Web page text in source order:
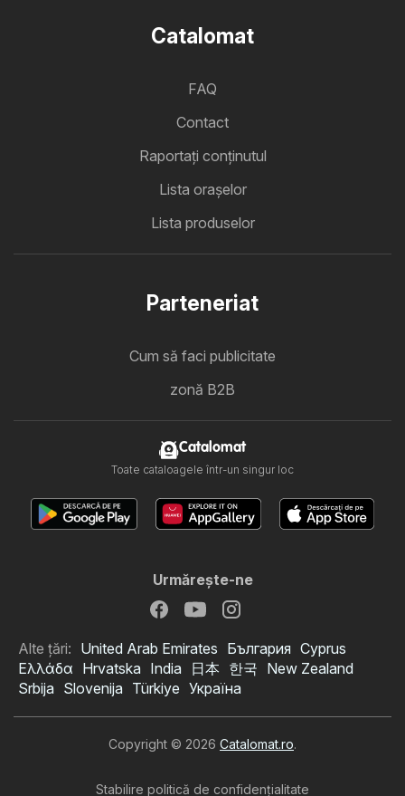
Catalomat
FAQ
Contact
Raportați conținutul
Lista oraşelor
Lista produselor
Parteneriat
Cum să faci publicitate
zonă B2B
Catalomat
Toate cataloagele într-un singur loc
Urmăreşte-ne
Alte țări: United Arab Emirates България Cyprus
Ελλάδα Hrvatska India 日本 한국 New Zealand
Srbija Slovenija Türkiye Україна
Copyright © 2026 Catalomat.ro.
Stabilire politică de confidenţialitate